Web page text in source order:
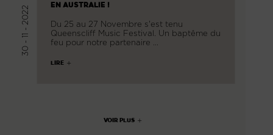
30 - 11 - 2022
EN AUSTRALIE !
Du 25 au 27 Novembre s'est tenu
Queenscliff Music Festival. Un baptême du
feu pour notre partenaire …
LIRE
VOIR PLUS